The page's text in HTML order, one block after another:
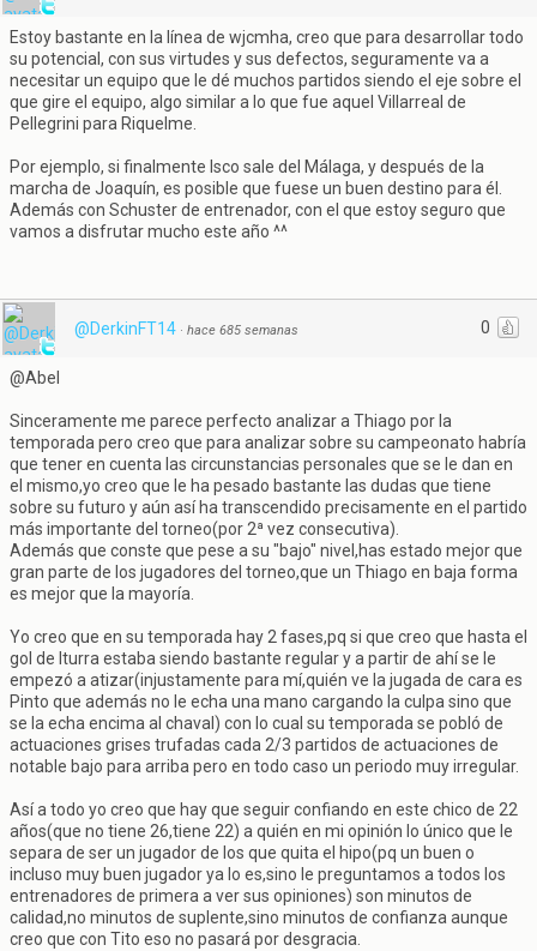
Estoy bastante en la línea de wjcmha, creo que para desarrollar todo
su potencial, con sus virtudes y sus defectos, seguramente va a
necesitar un equipo que le dé muchos partidos siendo el eje sobre el
que gire el equipo, algo similar a lo que fue aquel Villarreal de
Pellegrini para Riquelme.
Por ejemplo, si finalmente Isco sale del Málaga, y después de la
marcha de Joaquín, es posible que fuese un buen destino para él.
Además con Schuster de entrenador, con el que estoy seguro que
vamos a disfrutar mucho este año ^^
0
@DerkinFT14 · hace 685 semanas
@Abel
Sinceramente me parece perfecto analizar a Thiago por la
temporada pero creo que para analizar sobre su campeonato habría
que tener en cuenta las circunstancias personales que se le dan en
el mismo,yo creo que le ha pesado bastante las dudas que tiene
sobre su futuro y aún así ha transcendido precisamente en el partido
más importante del torneo(por 2ª vez consecutiva).
Además que conste que pese a su "bajo" nivel,has estado mejor que
gran parte de los jugadores del torneo,que un Thiago en baja forma
es mejor que la mayoría.
Yo creo que en su temporada hay 2 fases,pq si que creo que hasta el
gol de Iturra estaba siendo bastante regular y a partir de ahí se le
empezó a atizar(injustamente para mí,quién ve la jugada de cara es
Pinto que además no le echa una mano cargando la culpa sino que
se la echa encima al chaval) con lo cual su temporada se pobló de
actuaciones grises trufadas cada 2/3 partidos de actuaciones de
notable bajo para arriba pero en todo caso un periodo muy irregular.
Así a todo yo creo que hay que seguir confiando en este chico de 22
años(que no tiene 26,tiene 22) a quién en mi opinión lo único que le
separa de ser un jugador de los que quita el hipo(pq un buen o
incluso muy buen jugador ya lo es,sino le preguntamos a todos los
entrenadores de primera a ver sus opiniones) son minutos de
calidad,no minutos de suplente,sino minutos de confianza aunque
creo que con Tito eso no pasará por desgracia.